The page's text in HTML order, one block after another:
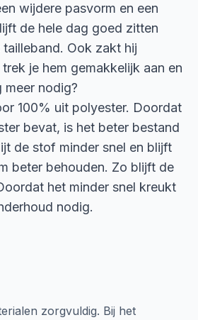
wijdere pasvorm en een
de hele dag goed zitten
Ook zakt hij
je hem gemakkelijk aan en
meer nodig?
100% uit polyester. Doordat
bevat, is het beter bestand
de stof minder snel en blijft
beter behouden. Zo blijft de
het minder snel kreukt
nodig.
zorgvuldig. Bij het